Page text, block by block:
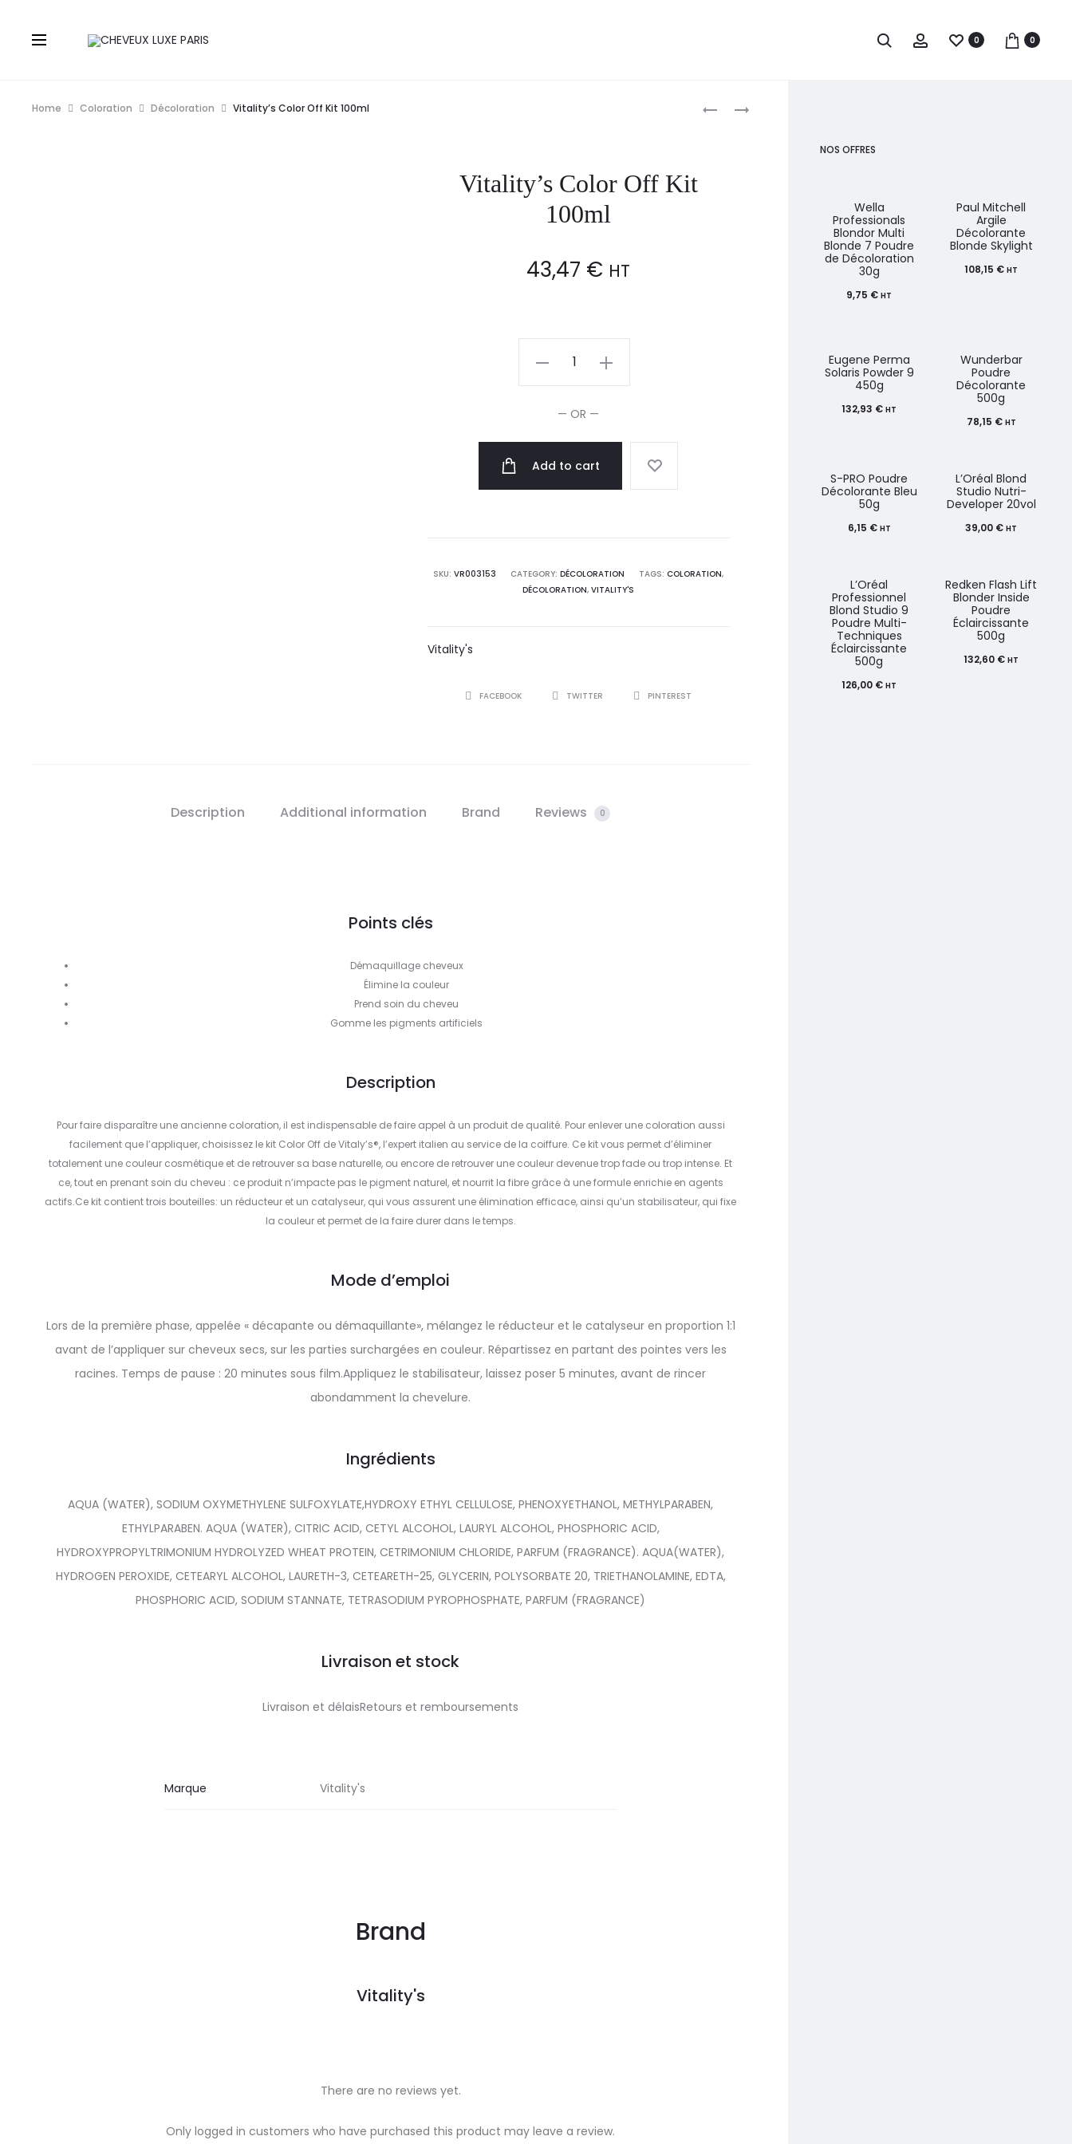
0 0
Product
navigation
EUGENE
Home Coloration Décoloration Vitality’s Color Off Kit 100ml
Vitality’s Color Off Kit
100ml
43,47 € HT
Vitality's
100ml
quantity
— OR —
Add to cart
SKU:VR003153 CATEGORY:DÉCOLORATION TAGS:COLORATION,
DÉCOLORATION,VITALITY'S
Vitality's
SHAREFACEBOOK TWITTER PINTEREST
Description Additional information Brand Reviews 0
Points clés
Démaquillage cheveux
Élimine la couleur
Prend soin du cheveu
Gomme les pigments artificiels
Description
Pour faire disparaître une ancienne coloration, il est indispensable de faire appel à un produit de qualité. Pour enlever une coloration aussi
facilement que l’appliquer, choisissez le kit Color Off de Vitaly’s®, l’expert italien au service de la coiffure. Ce kit vous permet d’éliminer
totalement une couleur cosmétique et de retrouver sa base naturelle, ou encore de retrouver une couleur devenue trop fade ou trop intense. Et
ce, tout en prenant soin du cheveu : ce produit n’impacte pas le pigment naturel, et nourrit la fibre grâce à une formule enrichie en agents
actifs.Ce kit contient trois bouteilles: un réducteur et un catalyseur, qui vous assurent une élimination efficace, ainsi qu’un stabilisateur, qui fixe
la couleur et permet de la faire durer dans le temps.
Mode d’emploi
Lors de la première phase, appelée « décapante ou démaquillante», mélangez le réducteur et le catalyseur en proportion 1:1
avant de l’appliquer sur cheveux secs, sur les parties surchargées en couleur. Répartissez en partant des pointes vers les
racines. Temps de pause : 20 minutes sous film.Appliquez le stabilisateur, laissez poser 5 minutes, avant de rincer
abondamment la chevelure.
Ingrédients
AQUA (WATER), SODIUM OXYMETHYLENE SULFOXYLATE,HYDROXY ETHYL CELLULOSE, PHENOXYETHANOL, METHYLPARABEN,
ETHYLPARABEN. AQUA (WATER), CITRIC ACID, CETYL ALCOHOL, LAURYL ALCOHOL, PHOSPHORIC ACID,
HYDROXYPROPYLTRIMONIUM HYDROLYZED WHEAT PROTEIN, CETRIMONIUM CHLORIDE, PARFUM (FRAGRANCE). AQUA(WATER),
HYDROGEN PEROXIDE, CETEARYL ALCOHOL, LAURETH-3, CETEARETH-25, GLYCERIN, POLYSORBATE 20, TRIETHANOLAMINE, EDTA,
PHOSPHORIC ACID, SODIUM STANNATE, TETRASODIUM PYROPHOSPHATE, PARFUM (FRAGRANCE)
Livraison et stock
Livraison et délaisRetours et remboursements
Marque Vitality's
Brand
Vitality's
R
There are no reviews yet.
Only logged in customers who have purchased this product may leave a review.
NOS OFFRES
Wella
Professionals
Blondor Multi
Blonde 7 Poudre
de Décoloration
30g
9,75 € HT
Paul Mitchell
Argile
Décolorante
Blonde Skylight
108,15 € HT
Eugene Perma
Solaris Powder 9
450g
132,93 € HT
Wunderbar
Poudre
Décolorante
500g
78,15 € HT
S-PRO Poudre
Décolorante Bleu
50g
6,15 € HT
L’Oréal Blond
Studio Nutri-
Developer 20vol
39,00 € HT
L’Oréal
Professionnel
Blond Studio 9
Poudre Multi-
Techniques
Éclaircissante
500g
126,00 € HT
Redken Flash Lift
Blonder Inside
Poudre
Éclaircissante
500g
132,60 € HT